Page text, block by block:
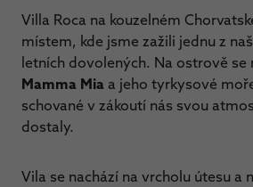
Villa Roca na kouzelném
místem, kde jsme zažili jednu z
letních dovolených. Na ostrově se
Mamma Mia a jeho tyrkysové
schované v zákoutí nás svou
dostaly.
Vila se nachází na vrcholu útesu a